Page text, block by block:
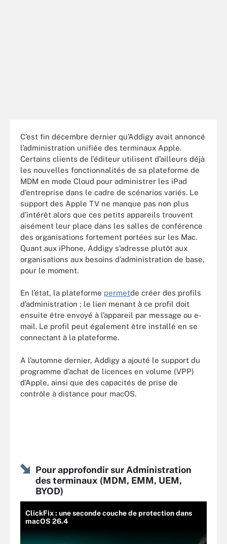
C’est fin décembre dernier qu’Addigy avait annoncé
l’administration unifiée des terminaux Apple.
Certains clients de l’éditeur utilisent d’ailleurs déjà
les nouvelles fonctionnalités de sa plateforme de
MDM en mode Cloud pour administrer les iPad
d’entreprise dans le cadre de scénarios variés. Le
support des Apple TV ne manque pas non plus
d’intérêt alors que ces petits appareils trouvent
aisément leur place dans les salles de conférence
des organisations fortement portées sur les Mac.
Quant aux iPhone, Addigy s’adresse plutôt aux
organisations aux besoins d’administration de base,
pour le moment.
En l’état, la plateforme permetde créer des profils
d’administration ; le lien menant à ce profil doit
ensuite être envoyé à l’appareil par message ou e-
mail. Le profil peut également être installé en se
connectant à la plateforme.
A l’automne dernier, Addigy a ajouté le support du
programme d’achat de licences en volume (VPP)
d’Apple, ainsi que des capacités de prise de
contrôle à distance pour macOS.
Pour approfondir sur Administration
des terminaux (MDM, EMM, UEM,
BYOD)
ClickFix : une seconde couche de protection dans
macOS 26.4